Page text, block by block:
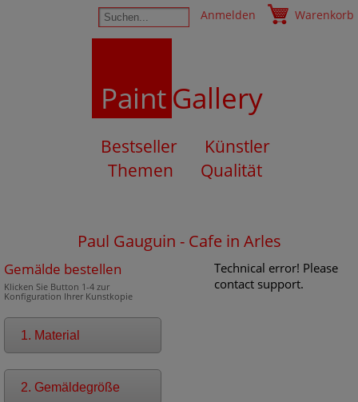
Anmelden Warenkorb
PaintGallery
Bestseller
Künstler
Themen
Qualität
Paul Gauguin - Cafe in Arles
Gemälde bestellen
Klicken Sie Button 1-4 zur
Konfiguration Ihrer Kunstkopie
1. Material
2. Gemäldegröße
Technical error! Please
contact support.